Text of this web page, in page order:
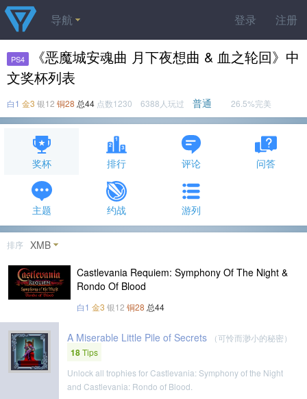
登录 注册
导航
PS4
《恶魔城安魂曲 月下夜想曲 & 血之轮回》中
文奖杯列表
白1 金3 银12 铜28 总44 点数1230 6388人玩过 普通 26.5%完美
奖杯 排行 评论 问答
主题 约战 游列
排序 XMB
Castlevania Requiem: Symphony Of The Night &
Rondo Of Blood
白1 金3 银12 铜28 总44
A Miserable Little Pile of Secrets （可怜而渺小的秘密）
18Tips
Unlock all trophies for Castlevania: Symphony of the Night
and Castlevania: Rondo of Blood.